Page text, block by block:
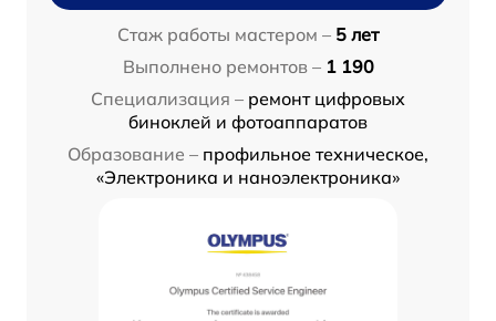
Стаж работы мастером – 5 лет
Выполнено ремонтов – 1 190
Специализация – ремонт цифровых
биноклей и фотоаппаратов
Образование – профильное техническое,
«Электроника и наноэлектроника»